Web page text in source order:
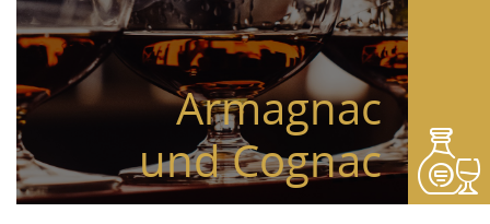
Armagnac
und Cognac